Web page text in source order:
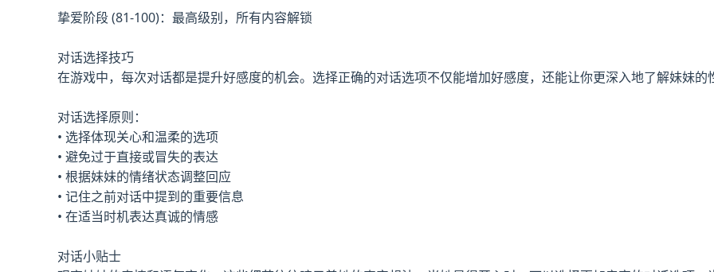
挚爱阶段 (81-100)：最高级别，所有内容解锁
对话选择技巧
在游戏中，每次对话都是提升好感度的机会。选择正确的对话选项不仅能增加好感度，还能让你更深入地了解妹妹的
对话选择原则：
• 选择体现关心和温柔的选项
• 避免过于直接或冒失的表达
• 根据妹妹的情绪状态调整回应
• 记住之前对话中提到的重要信息
• 在适当时机表达真诚的情感
对话小贴士